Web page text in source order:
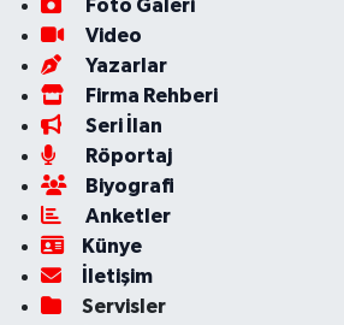
Foto Galeri
Video
Yazarlar
Firma Rehberi
Seri İlan
Röportaj
Biyografi
Anketler
Künye
İletişim
Servisler